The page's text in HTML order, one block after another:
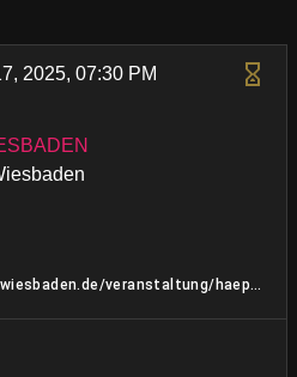
2025, 07:30 PM
https://kreativfabrik-wiesbaden.de/veranstaltung/haeppchen-sekt-jonathan-loeffelbein-und-lukas-diestel/